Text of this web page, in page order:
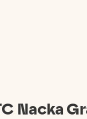
Nacka